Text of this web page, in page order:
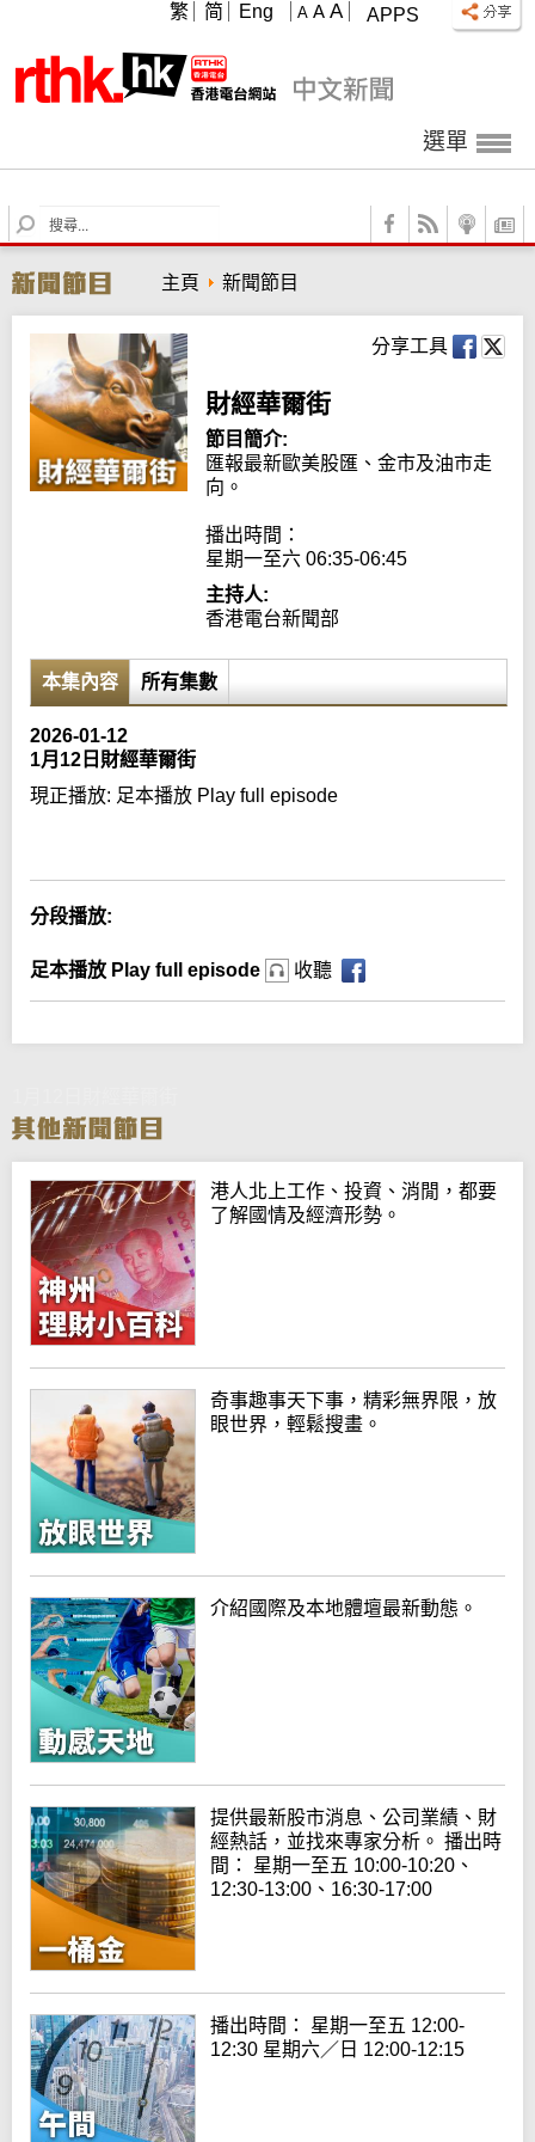
APPS
A A A
繁 简 Eng
選單
S
e
r
c
h
主頁 新聞節目
分享工具
財經華爾街
節目簡介:
匯報最新歐美股匯、金市及油市走
向。
播出時間：
星期一至六 06:35-06:45
主持人:
香港電台新聞部
本集內容 所有集數
2026-01-12
1月12日財經華爾街
現正播放: 足本播放 Play full episode
分段播放:
足本播放 Play full episode 收聽
港人北上工作、投資、消閒，都要
了解國情及經濟形勢。
奇事趣事天下事，精彩無界限，放
眼世界，輕鬆搜畫。
介紹國際及本地體壇最新動態。
提供最新股市消息、公司業績、財
經熱話，並找來專家分析。 播出時
間： 星期一至五 10:00-10:20、
12:30-13:00、16:30-17:00
播出時間： 星期一至五 12:00-
12:30 星期六／日 12:00-12:15